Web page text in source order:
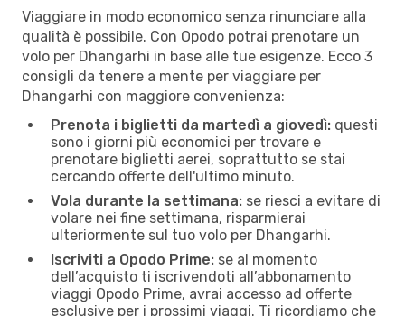
Viaggiare in modo economico senza rinunciare alla
qualità è possibile. Con Opodo potrai prenotare un
volo per Dhangarhi in base alle tue esigenze. Ecco 3
consigli da tenere a mente per viaggiare per
Dhangarhi con maggiore convenienza:
Prenota i biglietti da martedì a giovedì: questi
sono i giorni più economici per trovare e
prenotare biglietti aerei, soprattutto se stai
cercando offerte dell'ultimo minuto.
Vola durante la settimana: se riesci a evitare di
volare nei fine settimana, risparmierai
ulteriormente sul tuo volo per Dhangarhi.
Iscriviti a Opodo Prime: se al momento
dell’acquisto ti iscrivendoti all’abbonamento
viaggi Opodo Prime, avrai accesso ad offerte
esclusive per i prossimi viaggi. Ti ricordiamo che